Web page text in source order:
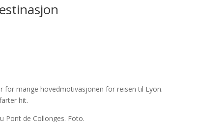
for mange hovedmotivasjonen for reisen til Lyon.
hit.